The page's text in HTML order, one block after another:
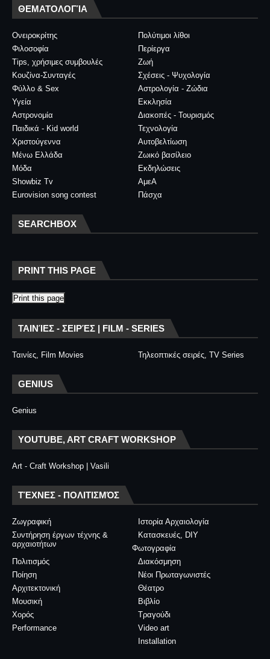
ΘΕΜΑΤΟΛΟΓΊΑ
Ονειροκρίτης
Πολύτιμοι λίθοι
Φιλοσοφία
Περίεργα
Tips, χρήσιμες συμβουλές
Ζωή
Κουζίνα-Συνταγές
Σχέσεις - Ψυχολογία
Φύλλο & Sex
Αστρολογία - Ζώδια
Υγεία
Εκκλησία
Αστρονομία
Διακοπές - Τουρισμός
Παιδικά - Kid world
Τεχνολογία
Χριστούγεννα
Αυτοβελτίωση
Μένω Ελλάδα
Ζωικό βασίλειο
Μόδα
Εκδηλώσεις
Showbiz Tv
ΑμεΑ
Eurovision song contest
Πάσχα
SEARCHBOX
PRINT THIS PAGE
Print this page
ΤΑΙΝΊΕΣ - ΣΕΙΡΈΣ | FILM - SERIES
Ταινίες, Film Movies Τηλεοπτικές σειρές, TV Series
GENIUS
Genius
YOUTUBE, ART CRAFT WORKSHOP
Art - Craft Workshop | Vasili
ΤΈΧΝΕΣ - ΠΟΛΙΤΙΣΜΌΣ
Ζωγραφική
Ιστορία Αρχαιολογία
Συντήρηση έργων τέχνης &
αρχαιοτήτων
Κατασκευές, DIY
Φωτογραφία
Διακόσμηση
Πολιτισμός
Νέοι Πρωταγωνιστές
Ποίηση
Θέατρο
Αρχιτεκτονική
Βιβλίο
Μουσική
Τραγούδι
Χορός
Video art
Performance
Installation